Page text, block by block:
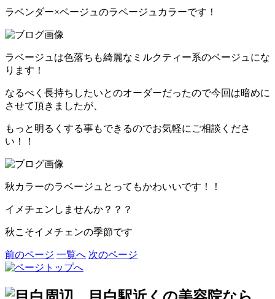
ラベンダー×ベージュのラベージュカラーです！
ラベージュは色落ちも綺麗なミルクティー系のベージュにな
ります！
なるべく長持ちしたいとのオーダーだったので今回は暗めに
させて頂きましたが、
もっと明るくする事もできるのでお気軽にご相談くださ
い！！
秋カラーのラベージュとってもかわいいです！！
イメチェンしませんか？？？
秋こそイメチェンの季節です
前のページ 一覧へ 次のページ